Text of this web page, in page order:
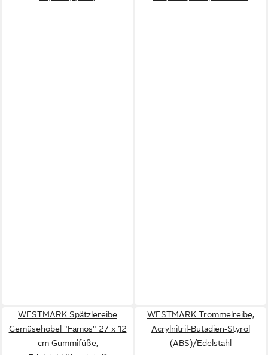
WESTMARK Spätzlereibe
Gemüsehobel "Famos" 27 x 12
cm Gummifüße,
WESTMARK Trommelreibe,
Acrylnitril-Butadien-Styrol
(ABS)/Edelstahl